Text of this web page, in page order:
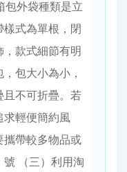
包外袋種類是立
式為單根，閉
款式細節有明
包大小為小，
且不可折疊。若
求輕便簡約風
攜帶較多物品或
（三）利用淘